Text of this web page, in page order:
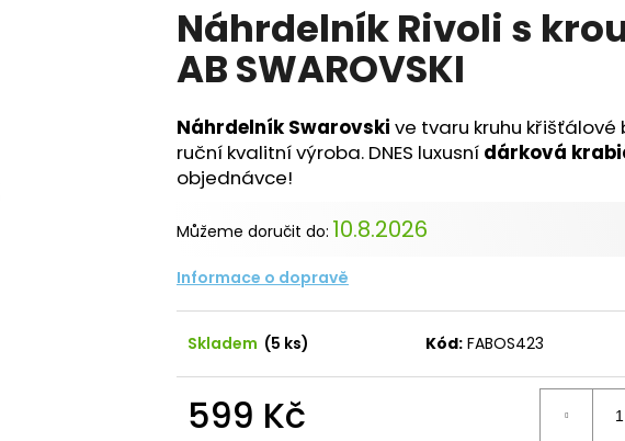
produktu
je
0,0
z
hvězdiček.
Náhrdelník Rivoli s
AB SWAROVSKI
Náhrdelník Swarovski ve tvaru kruhu
ruční kvalitní výroba. DNES luxusní dárková
objednávce!
Můžeme doručit do: 10.8.2026
Informace o dopravě
Skladem (5 ks) Kód: FABOS423
599 Kč
HLEDAT
ANDĚL CRYSTAL NÁHRDELNÍK ANDĚL ŠTĚSTÍ LIGHT
420 Kč
Původně:699 Kč